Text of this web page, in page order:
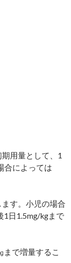
用量として、1
合によっては
す。小児の場合
1日1.5mg/kgまで
で増量するこ